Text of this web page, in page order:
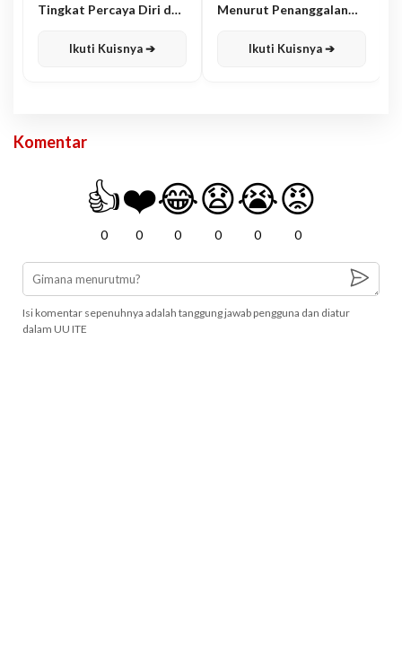
Tingkat Percaya Diri dan
Ikuti Kuisnya ➔
Menurut Penanggalan
Ikuti Kuisnya ➔
Komentar
👍
0
❤️
0
😂
0
😧
0
😭
0
😡
0
Isi komentar sepenuhnya adalah tanggung jawab pengguna dan diatur
dalam UU ITE